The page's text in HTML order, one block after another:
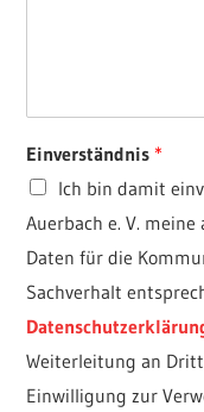
Einverständnis*
Ich bin damit
Auerbach e. V.
Daten für die
Sachverhalt
Weiterleitung an
Einwilligung zur